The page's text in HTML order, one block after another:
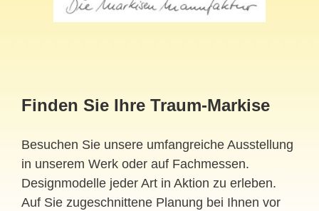
Finden Sie Ihre Traum-Markise
Besuchen Sie unsere umfangreiche Ausstellung
in unserem Werk oder auf Fachmessen.
Designmodelle jeder Art in Aktion zu erleben.
Auf Sie zugeschnittene Planung bei Ihnen vor